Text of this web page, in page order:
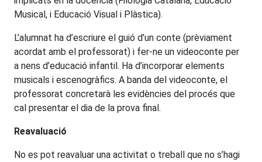
Musical, i Educació Visual i Plàstica).
L’alumnat ha d’escriure el guió d’un conte (prèviament
acordat amb el professorat) i fer-ne un videoconte per
a nens d’educació infantil. Ha d’incorporar elements
musicals i escenogràfics. A banda del videoconte, el
professorat concretarà les evidències del procés que
cal presentar el dia de la prova final.
Reavaluació
No es pot reavaluar una activitat o treball que no s’hagi